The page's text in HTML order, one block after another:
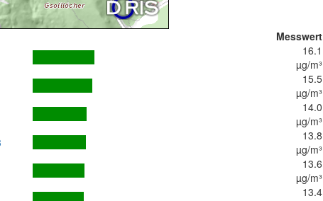
Messwert
16.1
µg/m³
15.5
µg/m³
14.0
µg/m³
13.8
µg/m³
13.6
µg/m³
13.4